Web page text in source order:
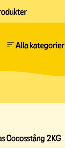
Alla kategorier
Cocosstång 2KG